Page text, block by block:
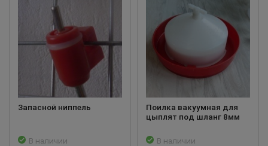
Запасной ниппель
В наличии
Поилка вакуумная для
цыплят под шланг 8мм
В наличии